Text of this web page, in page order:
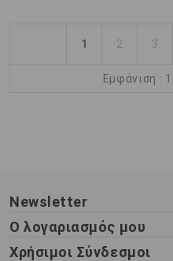
1 2 3
Εμφάνιση :
Newsletter
Ο λογαριασμός μου
Χρήσιμοι Σύνδεσμοι